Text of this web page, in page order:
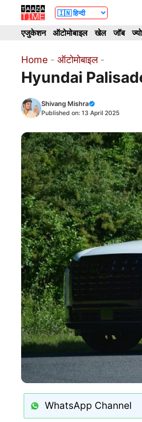
contentएजुकेशन ऑटोमोबाइल खेल जॉब
Home - ऑटोमोबाइल-
Hyundai Palisade
Shivang Mishra
Published on: 13 April 2025
WhatsApp Channel